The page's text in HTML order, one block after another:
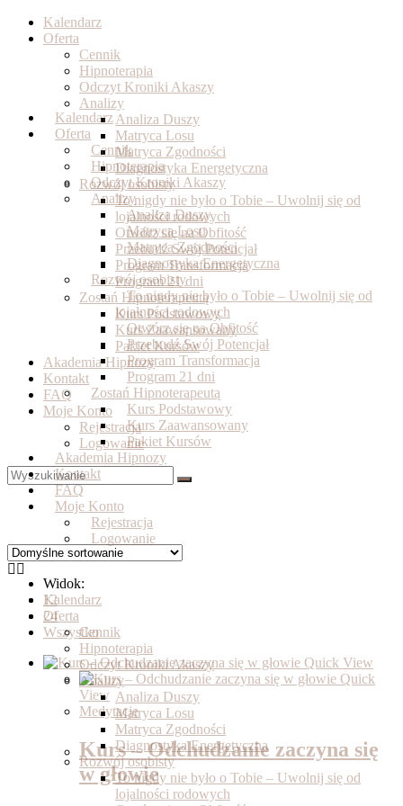
Skip
Kalendarz
Oferta
Cennik
Hipnoterapia
Odczyt Kroniki Akaszy
Analizy
Analiza Duszy
Matryca Losu
Matryca Zgodności
Diagnostyka Energetyczna
Rozwój osobisty
To nigdy nie było o Tobie – Uwolnij się od
lojalności rodowych
Otwórz się na Obfitość
Przebudź Swój Potencjał
Program Transformacja
Program 21 dni
Zostań Hipnoterapeutą
Kurs Podstawowy
Kurs Zaawansowany
Pakiet Kursów
Akademia Hipnozy
Kontakt
FAQ
Moje Konto
Rejestracja
Logowanie
Kalendarz
Oferta
Cennik
Hipnoterapia
Odczyt Kroniki Akaszy
Analizy
Analiza Duszy
Matryca Losu
Matryca Zgodności
Diagnostyka Energetyczna
Rozwój osobisty
To nigdy nie było o Tobie – Uwolnij się od
lojalności rodowych
Kalendarz
Oferta
Cennik
Hipnoterapia
Odczyt Kroniki Akaszy
Analizy
Analiza Duszy
Matryca Losu
Matryca Zgodności
Diagnostyka Energetyczna
Rozwój osobisty
To nigdy nie było o Tobie – Uwolnij się od
lojalności rodowych
Otwórz się na Obfitość
Przebudź Swój Potencjał
Program Transformacja
Program 21 dni
Zostań Hipnoterapeutą
Kurs Podstawowy
Kurs Zaawansowany
Pakiet Kursów
Akademia Hipnozy
Kontakt
FAQ
Moje Konto
Rejestracja
Logowanie
Widok:
12
24
Wszystko
Quick View
Quick
View
Medytacje
Kurs – Odchudzanie zaczyna się
w głowie